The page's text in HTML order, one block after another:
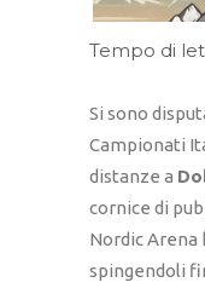
Tempo di
Si sono
Campionati
distanze a
cornice di
Nordic
spingendoli